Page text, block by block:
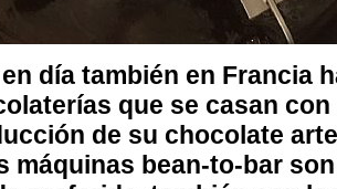
día también en Francia
que se casan con
de su chocolate
máquinas bean-to-bar son
preferida, también con